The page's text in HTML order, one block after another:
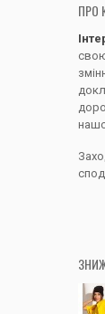
ПРО